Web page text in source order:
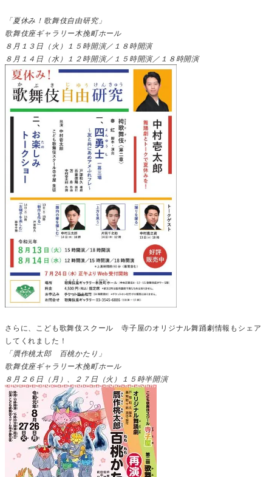
「夏休み！歌舞伎自由研究」
歌舞伎座ギャラリー木挽町ホール
８月１３日（火）１５時開演／１８時開演
８月１４日（水）１２時開演／１５時開演／１８時開演
さらに、こども歌舞伎スクール 寺子屋のオリジナル舞踊劇情報もシェア
してくれました！
「贋作桃太郎 百桃かたり」
歌舞伎座ギャラリー木挽町ホール
８月２６日（月）、２７日（火）１５時半開演